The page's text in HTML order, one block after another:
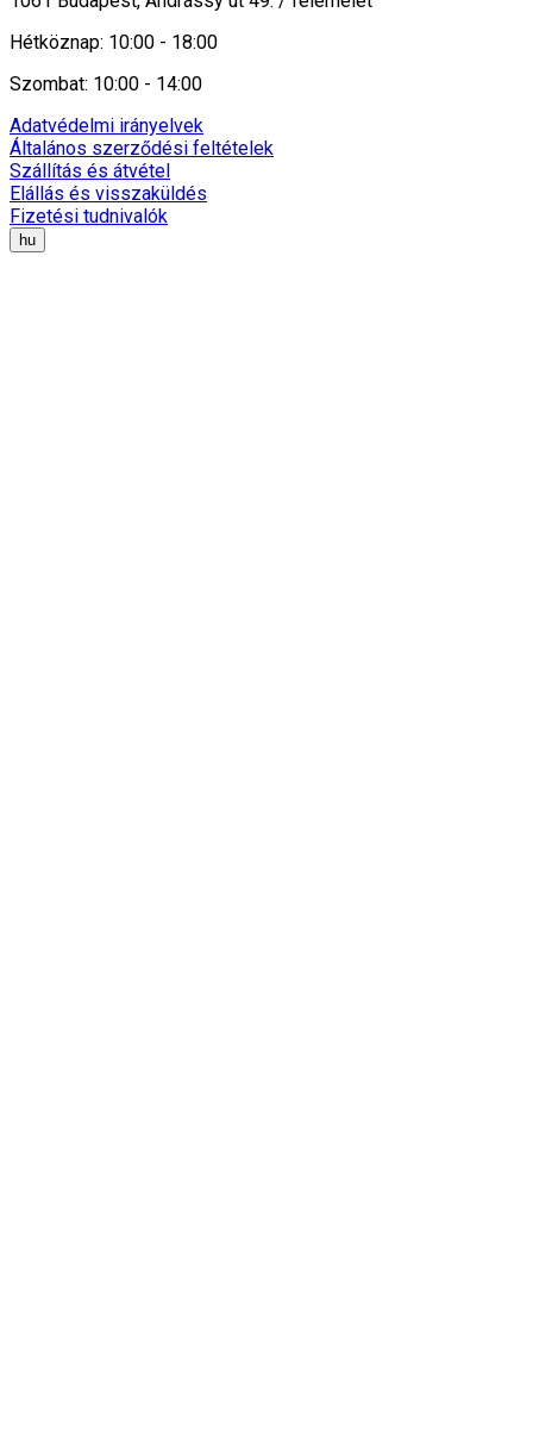
Hétköznap: 10:00 - 18:00
Szombat: 10:00 - 14:00
Adatvédelmi irányelvek
Általános szerződési feltételek
Szállítás és átvétel
Elállás és visszaküldés
Fizetési tudnivalók
hu